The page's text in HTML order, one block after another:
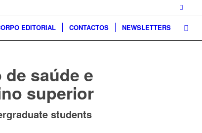
EDITORIAL CONTACTOS NEWSLETTERS
saúde e
superior
students